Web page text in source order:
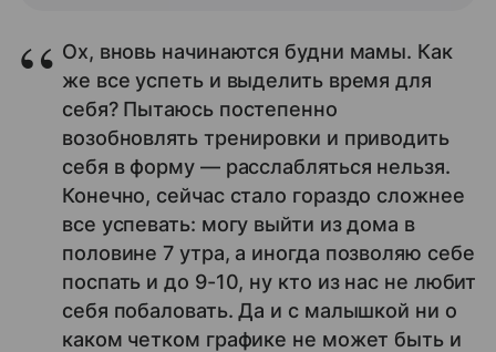
Ох, вновь начинаются будни мамы. Как
же все успеть и выделить время для
себя? Пытаюсь постепенно
возобновлять тренировки и приводить
себя в форму — расслабляться нельзя.
Конечно, сейчас стало гораздо сложнее
все успевать: могу выйти из дома в
половине 7 утра, а иногда позволяю себе
поспать и до 9-10, ну кто из нас не любит
себя побаловать. Да и с малышкой ни о
каком четком графике не может быть и